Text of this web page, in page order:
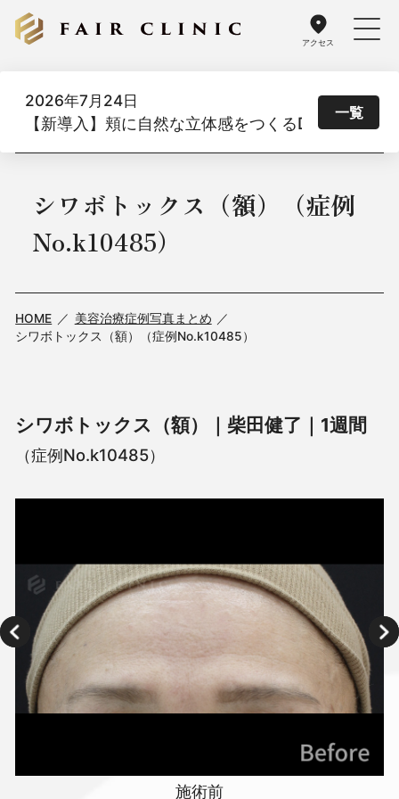
アクセス
2026年7月24日
【新導入】頬に自然な立体感をつくるDoothスレ
一覧
シワボトックス（額）（症例
No.k10485）
HOME
美容治療症例写真まとめ
シワボトックス（額）（症例No.k10485）
シワボトックス（額）｜柴田健了｜1週間
（症例No.k10485）
施術前